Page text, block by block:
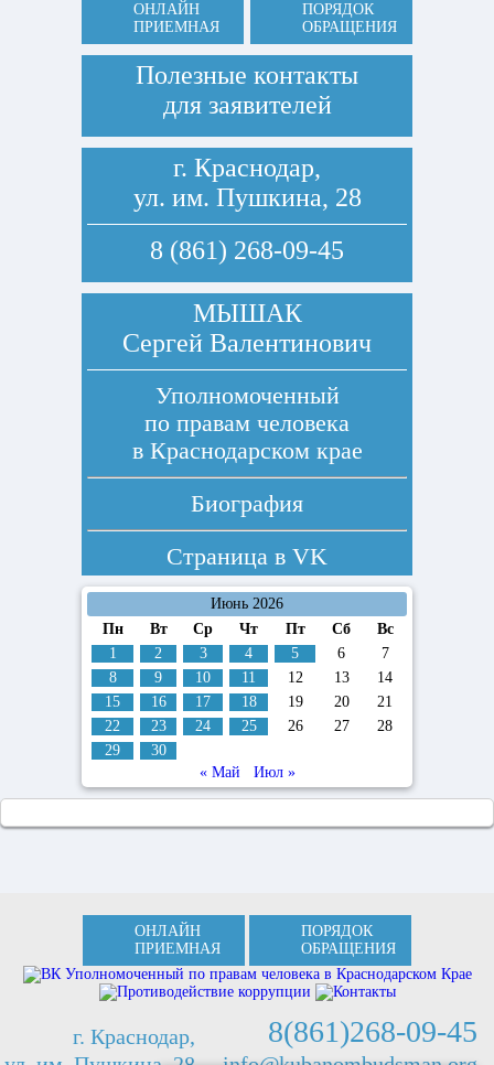
ОНЛАЙН
ПРИЕМНАЯ
ПОРЯДОК
ОБРАЩЕНИЯ
Полезные контакты
для заявителей
г. Краснодар,
ул. им. Пушкина, 28
8 (861) 268-09-45
МЫШАК
Сергей Валентинович
Уполномоченный
по правам человека
в Краснодарском крае
Биография
Страница в VK
Июнь 2026
Пн
Вт Ср Чт Пт Сб
Вс
1
2 3 4 5 6
7
8
9 10 11 12 13
14
15
16 17 18 19 20
21
22
23 24 25 26 27
28
29
30
« Май
Июл »
ОНЛАЙН
ПРИЕМНАЯ
ПОРЯДОК
ОБРАЩЕНИЯ
г. Краснодар,
8(861)268-09-45